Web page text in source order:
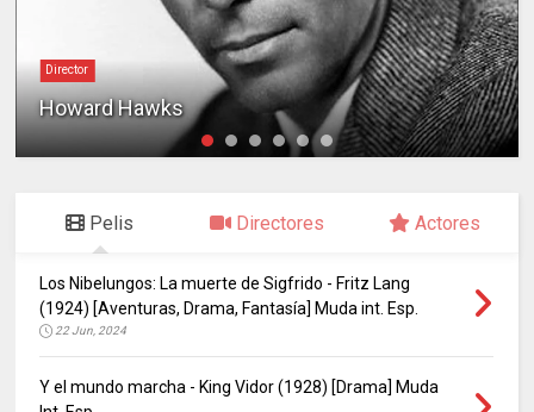
Director
Howard Hawks
Pelis Directores Actores
Los Nibelungos: La muerte de Sigfrido - Fritz Lang
(1924) [Aventuras, Drama, Fantasía] Muda int. Esp.
22 Jun, 2024
Y el mundo marcha - King Vidor (1928) [Drama] Muda